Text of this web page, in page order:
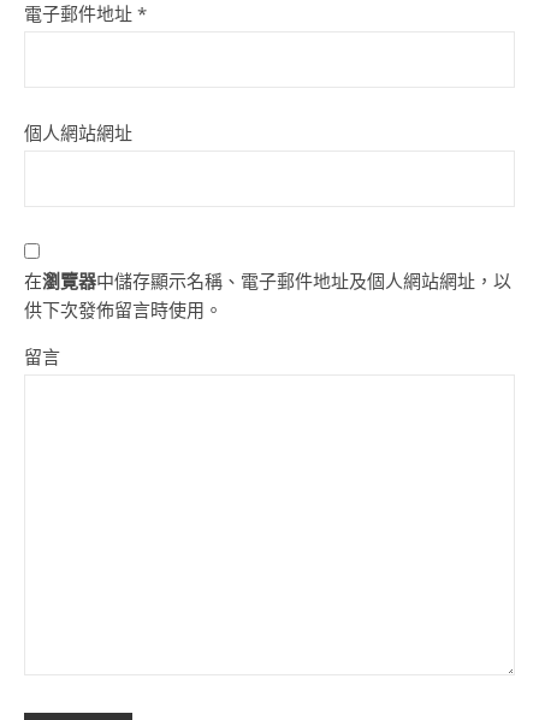
電子郵件地址 *
個人網站網址
在瀏覽器中儲存顯示名稱、電子郵件地址及個人網站網址，以
供下次發佈留言時使用。
留言